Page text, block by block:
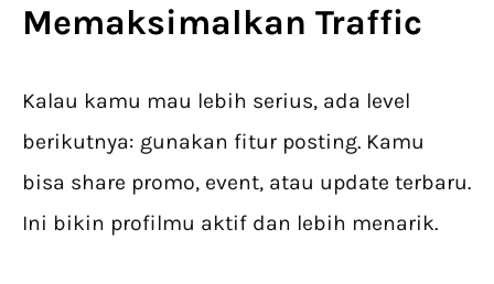
Memaksimalkan Traffic
Kalau kamu mau lebih serius, ada level
berikutnya: gunakan fitur posting. Kamu
bisa share promo, event, atau update terbaru.
Ini bikin profilmu aktif dan lebih menarik.